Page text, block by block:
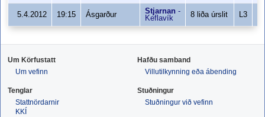
5.4.2012 19:15 Ásgarður Stjarnan -
Keflavík
8 liða úrslit L3
Um Körfustatt
Um vefinn
Hafðu samband
Villutilkynning eða ábending
Tenglar
Stattnördarnir
KKÍ
Stuðningur
Stuðningur við vefinn